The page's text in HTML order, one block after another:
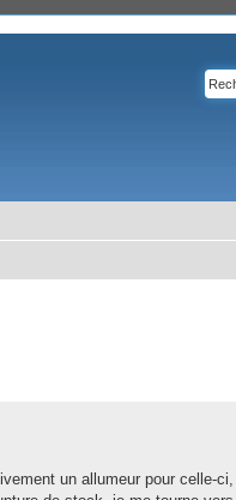
un allumeur pour celle-